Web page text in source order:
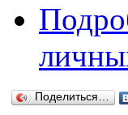
Поделиться…